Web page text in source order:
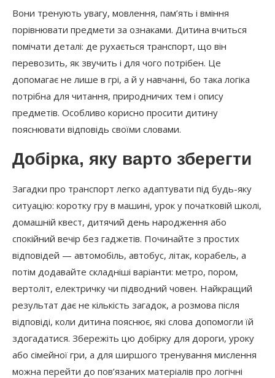
Вони тренують увагу, мовлення, пам’ять і вміння
порівнювати предмети за ознаками. Дитина вчиться
помічати деталі: де рухається транспорт, що він
перевозить, як звучить і для чого потрібен. Це
допомагає не лише в грі, а й у навчанні, бо така логіка
потрібна для читання, природничих тем і опису
предметів. Особливо корисно просити дитину
пояснювати відповідь своїми словами.
Добірка, яку варто зберегти
Загадки про транспорт легко адаптувати під будь-яку
ситуацію: коротку гру в машині, урок у початковій школі,
домашній квест, дитячий день народження або
спокійний вечір без гаджетів. Починайте з простих
відповідей — автомобіль, автобус, літак, корабель, а
потім додавайте складніші варіанти: метро, пором,
вертоліт, електричку чи підводний човен. Найкращий
результат дає не кількість загадок, а розмова після
відповіді, коли дитина пояснює, які слова допомогли їй
здогадатися. Збережіть цю добірку для дороги, уроку
або сімейної гри, а для ширшого тренування мислення
можна перейти до пов’язаних матеріалів про логічні